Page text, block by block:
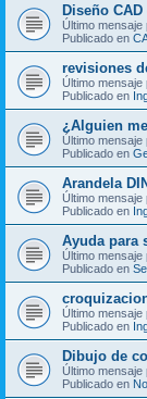
Diseño
Último mensaje
Publicado en
revisiones
Último mensaje
Publicado en
¿Alguien
Último mensaje
Publicado en
Arandela
Último mensaje
Publicado en
Ayuda para
Último mensaje
Publicado en
Último mensaje
Publicado en
Dibujo de
Último mensaje
Publicado en